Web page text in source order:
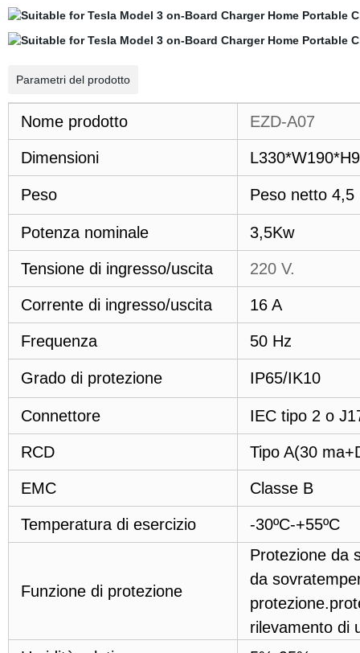
Parametri del prodotto
Nome prodotto EZD-A07
Dimensioni
Peso Peso netto
Potenza nominale 3,5Kw
Tensione di ingresso/uscita 220 V.
Corrente di ingresso/uscita 16 A
Frequenza 50 Hz
Grado di protezione IP65/IK10
Connettore IEC tipo 2 o
RCD Tipo A(30
EMC Classe B
Temperatura di esercizio -30ºC-+55ºC
Funzione di protezione
Protezione da
da
rilevamento di